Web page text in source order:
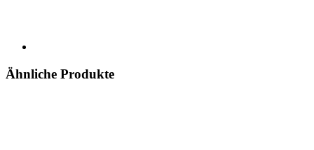
Ähnliche Produkte